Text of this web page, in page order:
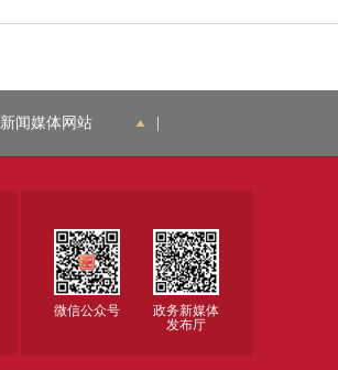
〔2014〕204
新闻媒体网站
微信公众号
政务新媒体
发布厅